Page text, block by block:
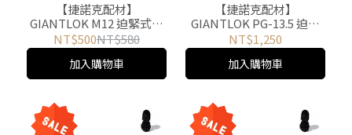
【捷諾克配材】
GIANTLOK M12 迫緊式電
纜固定頭 尼龍接頭 電線電
纜固定 公制牙規(黑)50入
NT$500NT$580
加入購物車
【捷諾克配材】
GIANTLOK PG-13.5 迫緊
式電纜固定頭 尼龍接頭 電
線電纜固定 PG牙規(黑)100
入
NT$1,250
加入購物車